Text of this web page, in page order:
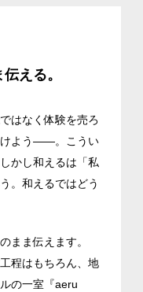
える。
はなく体験を売ろ
けよう――。こうい
かし和えるは「私
。和えるではどう
まま伝えます。
程はもちろん、地
の一室『aeru